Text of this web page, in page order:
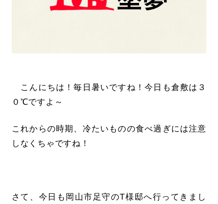
こんにちは！毎日暑いですね！今日も倉敷は３
０℃ですよ～
これからの時期、冷たいものの食べ過ぎには注意
しなくちゃですね！
さて、今日も岡山市足守のT様邸へ行ってきまし